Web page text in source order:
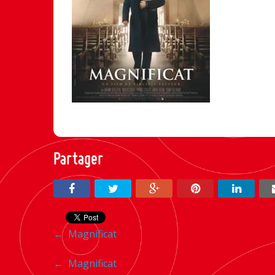
Partager
Navigation
entre
←Magnificat
Navigation
← Magnificat